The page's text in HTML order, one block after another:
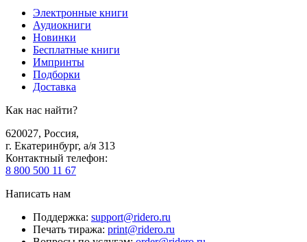
Электронные книги
Аудиокниги
Новинки
Бесплатные книги
Импринты
Подборки
Доставка
Как нас найти?
620027, Россия,
г. Екатеринбург, а/я 313
Контактный телефон:
8 800 500 11 67
Написать нам
Поддержка: support@ridero.ru
Печать тиража: print@ridero.ru